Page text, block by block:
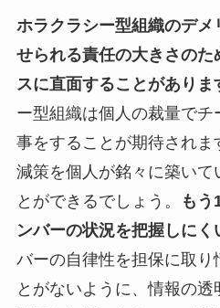
ホラクラシー型組織のデ
せられる責任の大きさのた
スに直面することがありま
ー型組織は個人の裁量で
事をすることが期待されま
減策を個人が銘々に築いて
とができるでしょう。
もう
ンバーの状況を把握しにく
バーの自律性を担保に取り
とがないように、情報の